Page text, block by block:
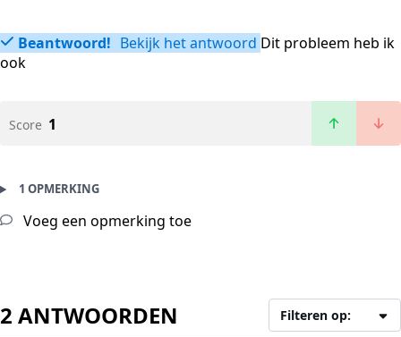
Beantwoord! Bekijk het antwoord Dit probleem heb ik
ook
Score 1
1 OPMERKING
Voeg een opmerking toe
2 ANTWOORDEN Filteren op: